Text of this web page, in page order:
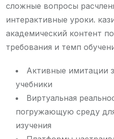
сложные вопросы
интерактивные уроки.
академический контент
требования и темп
Активные имитации
учебники
Виртуальная
погружающую среду
изучения